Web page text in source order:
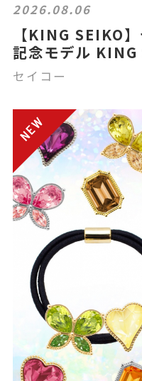
2026.08.06
【KING SEIKO
記念モデル
セイコー